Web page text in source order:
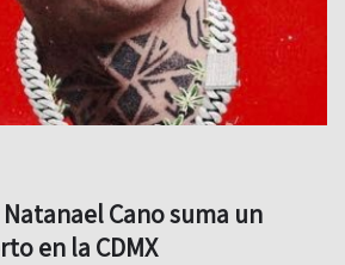
Cano suma un
en la CDMX